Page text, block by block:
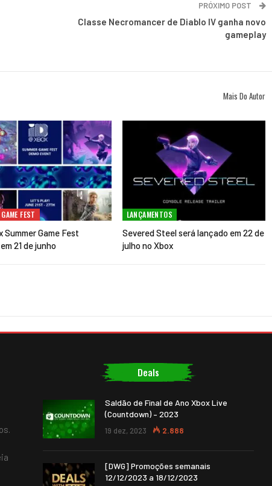
PRÓXIMO POST
Classe Necromancer de Diablo IV ganha novo
gameplay
Mais Do Autor
FEST
Summer Game Fest
21 de junho
LANÇAMENTOS
Severed Steel será lançado em 22 de
julho no Xbox
Deals
Saldão de Final de Ano Xbox Live
(Countdown) – 2023
19 dez, 2023 2.888
[DWG] Promoções semanais
12/12/2023 a 18/12/2023